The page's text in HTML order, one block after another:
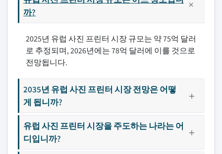
까?
2025년 유럽 사진 프린터 시장 규모는 약 75억 달러
로 추정되며, 2026년에는 78억 달러에 이를 것으로
전망됩니다.
2035년 유럽 사진 프린터 시장 전망은 어떻
게 됩니까?
유럽 사진 프린터 시장을 주도하는 나라는 어
디입니까?